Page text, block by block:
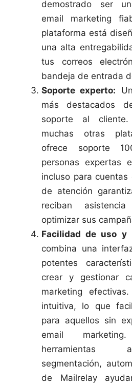
demostrado ser
email marketing
plataforma está
una alta
tus correos
bandeja de entrada
Soporte experto:
más destacados
soporte al
muchas otras
ofrece soporte
personas expertas
incluso para
de atención
reciban
optimizar sus
Facilidad de uso y
combina una
potentes
crear y gestionar
marketing
intuitiva, lo que
para aquellos sin
email
herramientas
segmentación,
de Mailrelay